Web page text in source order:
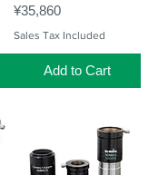
Price
¥35,860
Sales Tax Included
Add to Cart